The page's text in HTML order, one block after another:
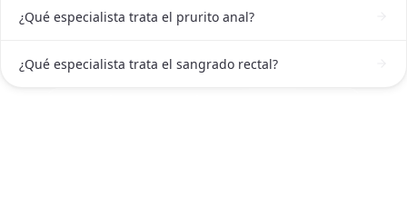
¿Qué especialista trata el prurito anal?
¿Qué especialista trata el sangrado rectal?